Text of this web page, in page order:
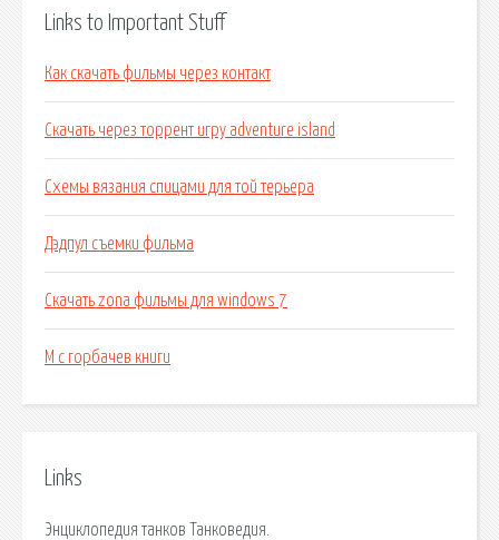
Links to Important Stuff
Как скачать фильмы через контакт
Скачать через торрент игру adventure island
Схемы вязания спицами для той терьера
Дэдпул съемки фильма
Скачать zona фильмы для windows 7
М с горбачев книги
Links
Энциклопедия танков Танковедия.